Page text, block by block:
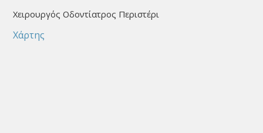
Χειρουργός Οδοντίατρος Περιστέρι
Χάρτης